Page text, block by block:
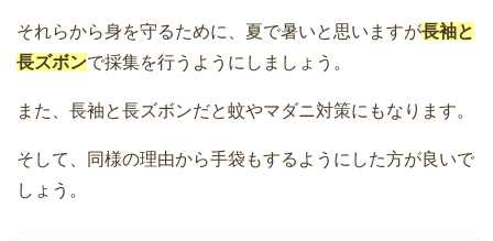
それらから身を守るために、夏で暑いと思いますが長袖と
長ズボンで採集を行うようにしましょう。
また、長袖と長ズボンだと蚊やマダニ対策にもなります。
そして、同様の理由から手袋もするようにした方が良いで
しょう。